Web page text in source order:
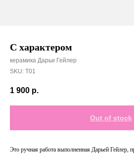
С характером
керамика Дарьи Гейлер
SKU: T01
1 900 р.
Out of stock
Это ручная работа выполненная Дарьей Гейлер,